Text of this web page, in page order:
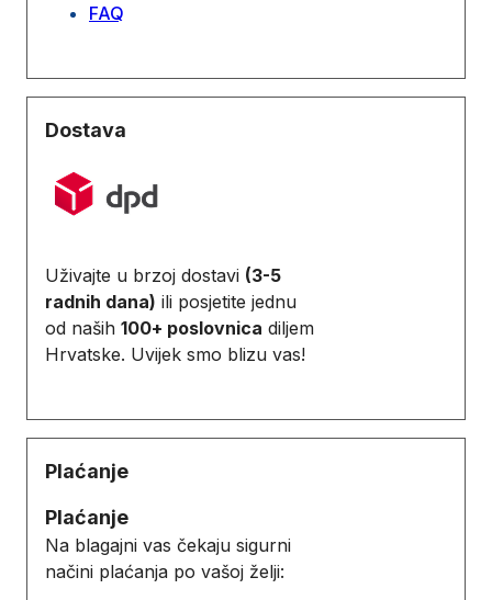
FAQ
Dostava
Uživajte u brzoj dostavi (3-5
radnih dana) ili posjetite jednu
od naših 100+ poslovnica diljem
Hrvatske. Uvijek smo blizu vas!
Plaćanje
Plaćanje
Na blagajni vas čekaju sigurni
načini plaćanja po vašoj želji: